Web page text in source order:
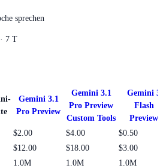
sprechen
7 T
Gemini 3.1
Pro Preview
Gemini 3.1
Pro Preview
Custom Tools
Gemini 3
Flash
Preview
$2.00 $4.00
$0.50
$12.00 $18.00
$3.00
1.0M 1.0M
1.0M